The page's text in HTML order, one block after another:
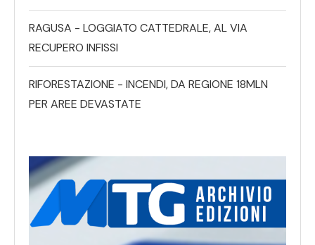
RAGUSA - LOGGIATO CATTEDRALE, AL VIA
RECUPERO INFISSI
RIFORESTAZIONE - INCENDI, DA REGIONE 18MLN
PER AREE DEVASTATE